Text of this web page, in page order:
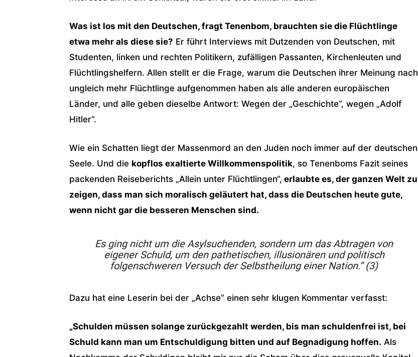
Was ist los mit den Deutschen, fragt Tenenbom, brauchten sie die Flüchtlinge
etwa mehr als diese sie? Er führt Interviews mit Dutzenden von Deutschen, mit
Studenten, linken und rechten Politikern, zufälligen Passanten, Kirchenleuten und
Flüchtlingshelfern. Allen stellt er die Frage, warum die Deutschen ihrer Meinung nach
ungleich mehr Flüchtlinge aufgenommen haben als alle anderen europäischen
Länder, und alle geben dieselbe Antwort: Wegen der „Geschichte“, wegen „Adolf
Hitler“.
Wie ein Schatten liegt der Massenmord an den Juden noch immer auf der deutschen
Seele. Und die kopflos exaltierte Willkommenspolitik, so Tenenboms Fazit seines
packenden Reiseberichts „Allein unter Flüchtlingen“, erlaubte es, der ganzen Welt zu
zeigen, dass man sich moralisch geläutert hat, dass die Deutschen heute gute,
wenn nicht gar die besseren Menschen sind.
Es ging nicht um die Asylsuchenden, sondern um das Abtragen von
eigener Schuld, um den pathetischen, illusionären und politisch
folgenschweren Versuch der Selbstheilung einer Nation.“ (3)
Dazu hat eine Leserin bei der „Achse“ einen sehr klugen Kommentar verfasst:
„Schulden müssen solange zurückgezahlt werden, bis man schuldenfrei ist, bei
Schuld kann man um Entschuldigung bitten und auf Begnadigung hoffen. Als